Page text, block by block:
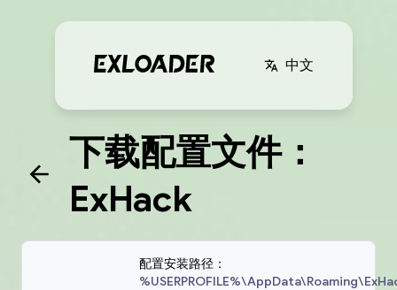
中文
下载配置文件：
ExHack
配置安装路径：